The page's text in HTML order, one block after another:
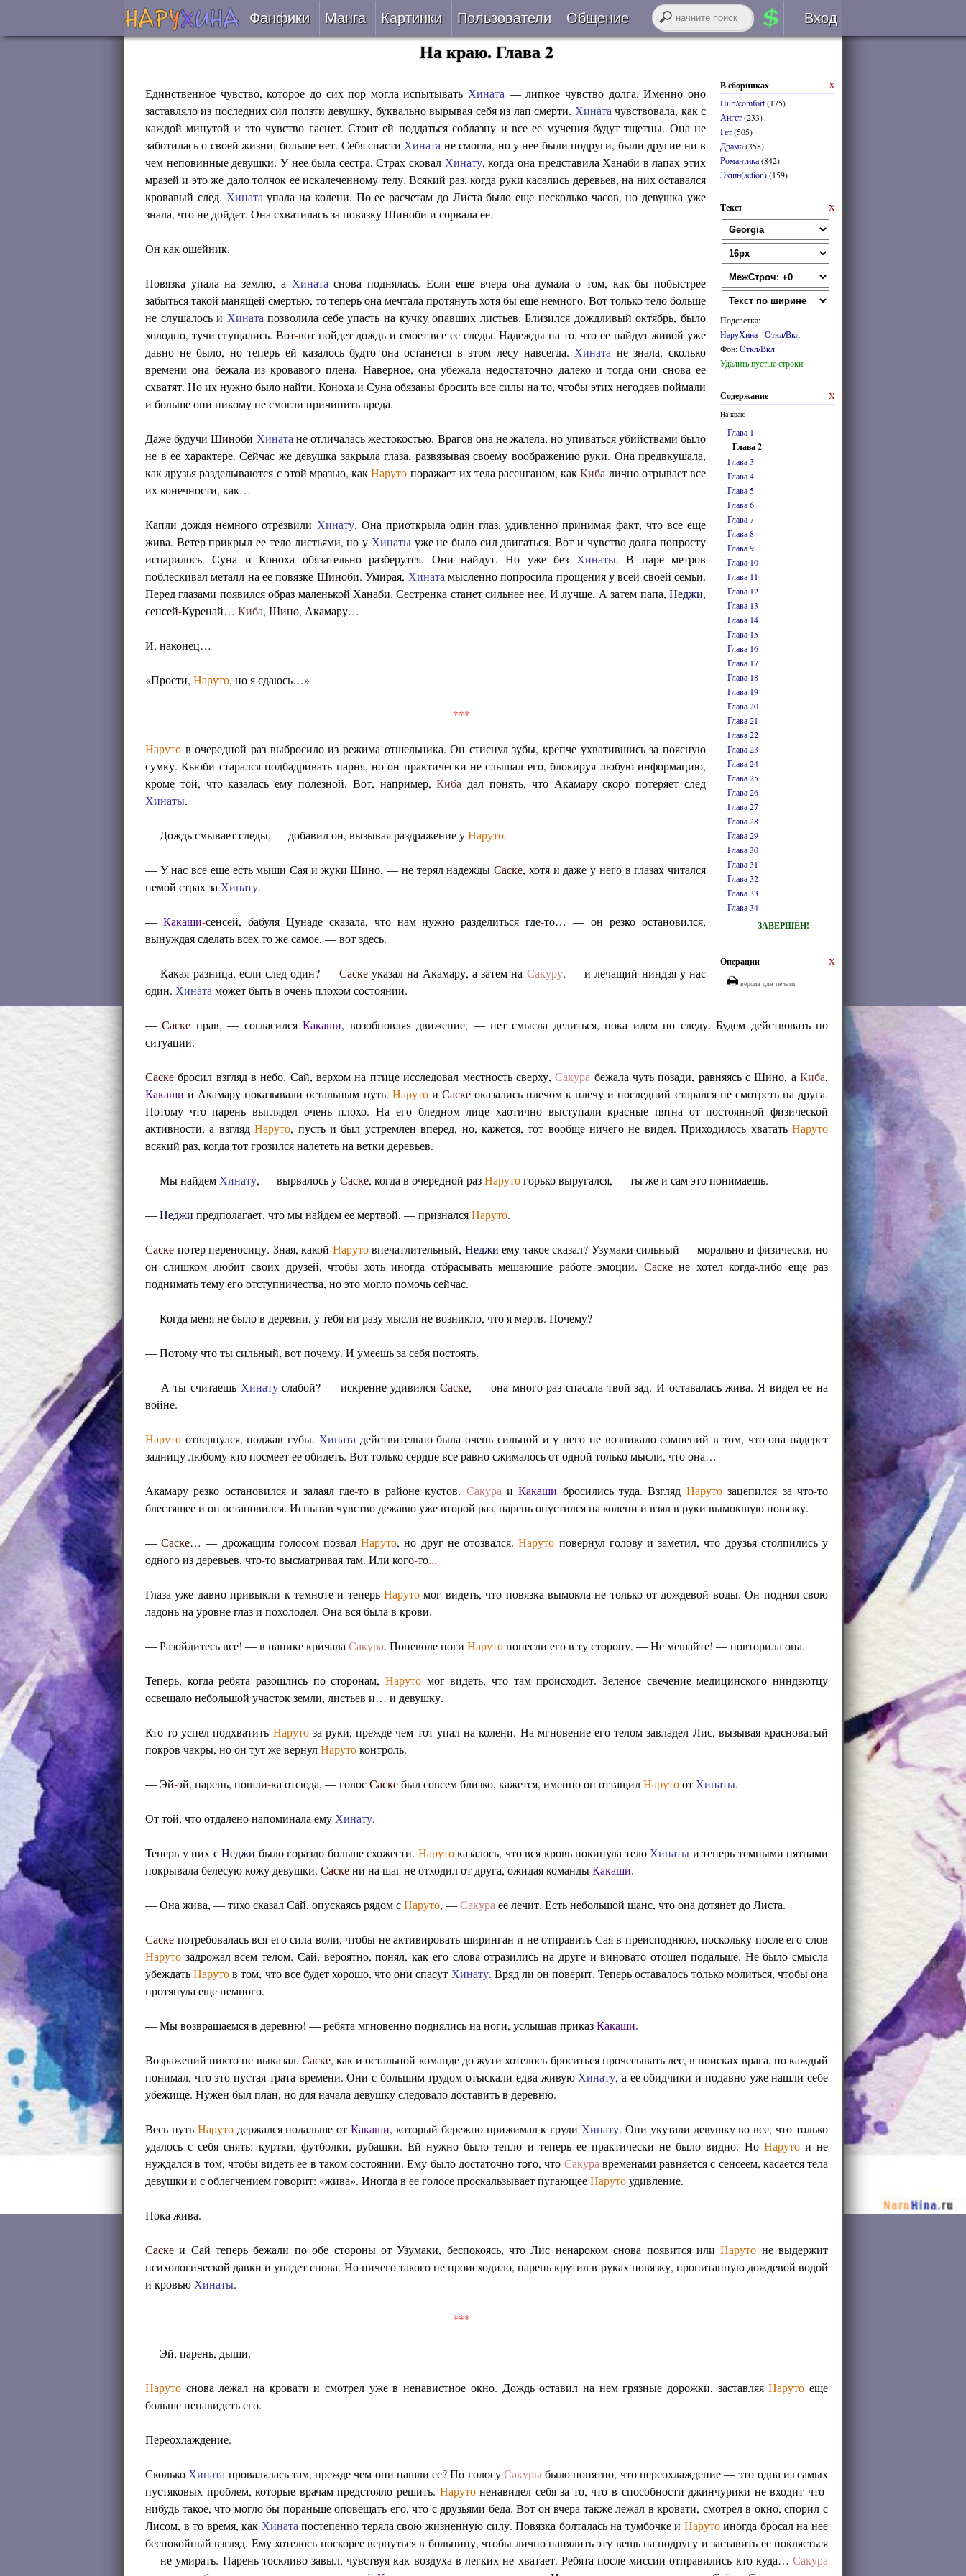
Фанфики
Сборники
Подобрать
Рецензии
На проверке
Манга Картинки Пользователи
Авторы
Все
Беты
VIP
Онлайн
Общение
Лента RSS
Вход
Авторизация
войти черезВКонтакте
регистрация
забыли логин или пароль?
На краю. Глава 2
X
В сборниках
Hurt/comfort(175)
Ангст(233)
Гет(505)
Драма(358)
Романтика(842)
Экшн(action)(159)
X
Текст
Подсветка:
НаруХина-Откл/Вкл
Фон:Откл/Вкл
Удалить пустые строки
X
Содержание
На краю
Глава 1
Глава 2
Глава 3
Глава 4
Глава 5
Глава 6
Глава 7
Глава 8
Глава 9
Глава 10
Глава 11
Глава 12
Глава 13
Глава 14
Глава 15
Глава 16
Глава 17
Глава 18
Глава 19
Глава 20
Глава 21
Глава 22
Глава 23
Глава 24
Глава 25
Глава 26
Глава 27
Глава 28
Глава 29
Глава 30
Глава 31
Глава 32
Глава 33
Глава 34
ЗАВЕРШЁН!
X
Операции
версия для печати
Единственное чувство, которое до сих пор могла испытывать Хината — липкое чувство долга. Именно оно
заставляло из последних сил ползти девушку, буквально вырывая себя из лап смерти. Хината чувствовала, как с
каждой минутой и это чувство гаснет. Стоит ей поддаться соблазну и все ее мучения будут тщетны. Она не
заботилась о своей жизни, больше нет. Себя спасти Хината не смогла, но у нее были подруги, были другие ни в
чем неповинные девушки. У нее была сестра. Страх сковал Хинату, когда она представила Ханаби в лапах этих
мразей и это же дало толчок ее искалеченному телу. Всякий раз, когда руки касались деревьев, на них оставался
кровавый след. Хината упала на колени. По ее расчетам до Листа было еще несколько часов, но девушка уже
знала, что не дойдет. Она схватилась за повязкуШиноби и сорвала ее.
Он как ошейник.
Повязка упала на землю, а Хината снова поднялась. Если еще вчера она думала о том, как бы побыстрее
забыться такой манящей смертью, то теперь она мечтала протянуть хотя бы еще немного. Вот только тело больше
не слушалось и Хината позволила себе упасть на кучку опавших листьев. Близился дождливый октябрь, было
холодно, тучи сгущались. Вот-вот пойдет дождь и смоет все ее следы. Надежды на то, что ее найдут живой уже
давно не было, но теперь ей казалось будто она останется в этом лесу навсегда. Хината не знала, сколько
времени она бежала из кровавого плена. Наверное, она убежала недостаточно далеко и тогда они снова ее
схватят. Но их нужно было найти. Коноха и Суна обязаны бросить все силы на то, чтобы этих негодяев поймали
и больше они никому не смогли причинить вреда.
Даже будучиШиноби Хината не отличалась жестокостью. Врагов она не жалела, но упиваться убийствами было
не в ее характере. Сейчас же девушка закрыла глаза, развязывая своему воображению руки. Она предвкушала,
как друзья разделываются с этой мразью, какНаруто поражает их тела расенганом, какКиба лично отрывает все
их конечности, как…
Капли дождя немного отрезвили Хинату. Она приоткрыла один глаз, удивленно принимая факт, что все еще
жива. Ветер прикрыл ее тело листьями, но у Хинатыуже не было сил двигаться. Вот и чувство долга попросту
испарилось. Суна и Коноха обязательно разберутся. Они найдут. Но уже без Хинаты. В паре метров
поблескивал металл на ее повязке Шиноби. Умирая, Хината мысленно попросила прощения у всей своей семьи.
Перед глазами появился образ маленькой Ханаби. Сестренка станет сильнее нее. И лучше. А затем папа, Неджи,
сенсей-Куренай… Киба, Шино, Акамару…
И, наконец…
«Прости, Наруто, но я сдаюсь…»
***
Наруто в очередной раз выбросило из режима отшельника. Он стиснул зубы, крепче ухватившись за поясную
сумку. Кьюби старался подбадривать парня, но он практически не слышал его, блокируя любую информацию,
кроме той, что казалась ему полезной. Вот, например,Киба дал понять, что Акамару скоро потеряет след
Хинаты.
— Дождь смывает следы, — добавил он, вызывая раздражение уНаруто.
— У нас все еще есть мыши Сая и жукиШино, — не терял надеждыСаске, хотя и даже у него в глазах читался
немой страх за Хинату.
— Какаши-сенсей, бабуля Цунаде сказала, что нам нужно разделиться где-то… — он резко остановился,
вынуждая сделать всех то же самое, — вот здесь.
— Какая разница, если след один? — Саскеуказал на Акамару, а затем на Сакуру, — и лечащий ниндзя у нас
один. Хината может быть в очень плохом состоянии.
—Саске прав, — согласилсяКакаши, возобновляя движение, — нет смысла делиться, пока идем по следу. Будем действовать по
ситуации.
Саске бросил взгляд в небо. Сай, верхом на птице исследовал местность сверху,Сакура бежала чуть позади, равняясь сШино, аКиба,
Какаши и Акамару показывали остальным путь. Нарутои Саскеоказались плечом к плечу и последний старался не смотреть на друга.
Потому что парень выглядел очень плохо. На его бледном лице хаотично выступали красные пятна от постоянной физической
активности, а взглядНаруто, пусть и был устремлен вперед, но, кажется, тот вообще ничего не видел. Приходилось хвататьНаруто
всякий раз, когда тот грозился налететь на ветки деревьев.
— Мы найдем Хинату, — вырвалось уСаске, когда в очередной разНарутогорько выругался, — ты же и сам это понимаешь.
—Неджи предполагает, что мы найдем ее мертвой, — призналсяНаруто.
Саске потер переносицу. Зная, какой Нарутовпечатлительный, Неджи ему такое сказал? Узумаки сильный — морально и физически, но
он слишком любит своих друзей, чтобы хоть иногда отбрасывать мешающие работе эмоции. Саскене хотел когда-либо еще раз
поднимать тему его отступничества, но это могло помочь сейчас.
— Когда меня не было в деревни, у тебя ни разу мысли не возникло, что я мертв. Почему?
— Потому что ты сильный, вот почему. И умеешь за себя постоять.
— А ты считаешь Хинатуслабой? — искренне удивился Саске, — она много раз спасала твой зад. И оставалась жива. Я видел ее на
войне.
Наруто отвернулся, поджав губы. Хината действительно была очень сильной и у него не возникало сомнений в том, что она надерет
задницу любому кто посмеет ее обидеть. Вот только сердце все равно сжималось от одной только мысли, что она…
Акамару резко остановился и залаял где-то в районе кустов. Сакура иКакаши бросились туда. Взгляд Нарутозацепился за что-то
блестящее и он остановился. Испытав чувство дежавю уже второй раз, парень опустился на колени и взял в руки вымокшую повязку.
—Саске… — дрожащим голосом позвалНаруто, но друг не отозвался.Наруто повернул голову и заметил, что друзья столпились у
одного из деревьев, что-то высматривая там. Или кого-то...
Глаза уже давно привыкли к темноте и теперьНаруто мог видеть, что повязка вымокла не только от дождевой воды. Он поднял свою
ладонь на уровне глаз и похолодел. Она вся была в крови.
— Разойдитесь все! — в панике кричала Сакура. Поневоле ноги Нарутопонесли его в ту сторону. — Не мешайте! — повторила она.
Теперь, когда ребята разошлись по сторонам, Наруто мог видеть, что там происходит. Зеленое свечение медицинского ниндзютцу
освещало небольшой участок земли, листьев и… и девушку.
Кто-то успел подхватить Нарутоза руки, прежде чем тот упал на колени. На мгновение его телом завладел Лис, вызывая красноватый
покров чакры, но он тут же вернулНарутоконтроль.
— Эй-эй, парень, пошли-ка отсюда, — голосСаскебыл совсем близко, кажется, именно он оттащилНарутоот Хинаты.
От той, что отдалено напоминала ему Хинату.
Теперь у них сНеджи было гораздо больше схожести. Нарутоказалось, что вся кровь покинула тело Хинаты и теперь темными пятнами
покрывала белесую кожу девушки. Саскени на шаг не отходил от друга, ожидая командыКакаши.
— Она жива, — тихо сказал Сай, опускаясь рядом сНаруто, —Сакура ее лечит. Есть небольшой шанс, что она дотянет до Листа.
Саске потребовалась вся его сила воли, чтобы не активировать ширинган и не отправить Сая в преисподнюю, поскольку после его слов
Наруто задрожал всем телом. Сай, вероятно, понял, как его слова отразились на друге и виновато отошел подальше. Не было смысла
убеждатьНарутов том, что все будет хорошо, что они спасут Хинату. Вряд ли он поверит. Теперь оставалось только молиться, чтобы она
протянула еще немного.
— Мы возвращаемся в деревню! — ребята мгновенно поднялись на ноги, услышав приказКакаши.
Возражений никто не выказал. Саске, как и остальной команде до жути хотелось броситься прочесывать лес, в поисках врага, но каждый
понимал, что это пустая трата времени. Они с большим трудом отыскали едва живую Хинату, а ее обидчики и подавно уже нашли себе
убежище. Нужен был план, но для начала девушку следовало доставить в деревню.
Весь путь Нарутодержался подальше отКакаши, который бережно прижимал к груди Хинату. Они укутали девушку во все, что только
удалось с себя снять: куртки, футболки, рубашки. Ей нужно было тепло и теперь ее практически не было видно. Но Нарутои не
нуждался в том, чтобы видеть ее в таком состоянии. Ему было достаточно того, что Сакура временами равняется с сенсеем, касается тела
девушки и с облегчением говорит: «жива». Иногда в ее голосе проскальзывает пугающееНарутоудивление.
Пока жива.
Саске и Сай теперь бежали по обе стороны от Узумаки, беспокоясь, что Лис ненароком снова появится илиНаруто не выдержит
психологической давки и упадет снова. Но ничего такого не происходило, парень крутил в руках повязку, пропитанную дождевой водой
и кровью Хинаты.
***
— Эй, парень, дыши.
Наруто снова лежал на кровати и смотрел уже в ненавистное окно. Дождь оставил на нем грязные дорожки, заставляяНаруто еще
больше ненавидеть его.
Переохлаждение.
Сколько Хината провалялась там, прежде чем они нашли ее? По голосуСакуры было понятно, что переохлаждение — это одна из самых
пустяковых проблем, которые врачам предстояло решить. Нарутоненавидел себя за то, что в способности джинчурики не входит что-
нибудь такое, что могло бы пораньше оповещать его, что с друзьями беда. Вот он вчера также лежал в кровати, смотрел в окно, спорил с
Лисом, в то время, как Хината постепенно теряла свою жизненную силу. Повязка болталась на тумбочке и Нарутоиногда бросал на нее
беспокойный взгляд. Ему хотелось поскорее вернуться в больницу, чтобы лично напялить эту вещь на подругу и заставить ее поклясться
— не умирать. Парень тоскливо завыл, чувствуя как воздуха в легких не хватает. Ребята после миссии отправились кто куда… Сакура